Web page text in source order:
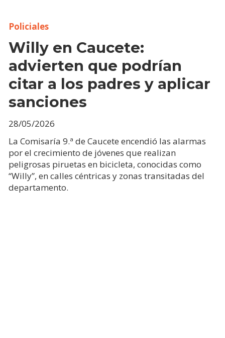
Willy en Caucete:
advierten que podrían
citar a los padres y aplicar
sanciones
La Comisaría 9.ª de Caucete encendió las alarmas
por el crecimiento de jóvenes que realizan
peligrosas piruetas en bicicleta, conocidas como
“Willy”, en calles céntricas y zonas transitadas del
departamento.
Policiales
28/05/2026